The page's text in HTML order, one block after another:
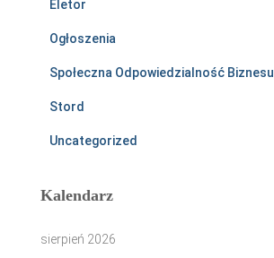
Eletor
Ogłoszenia
Społeczna Odpowiedzialność Biznesu
Stord
Uncategorized
Kalendarz
sierpień 2026